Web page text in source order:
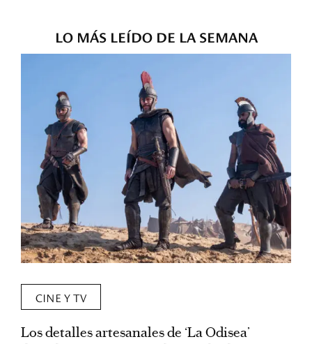
LO MÁS LEÍDO DE LA SEMANA
CINE Y TV
Los detalles artesanales de ‘La Odisea’